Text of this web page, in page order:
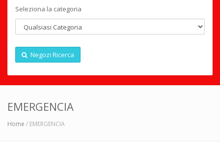
Seleziona la categoria
Negozi Ricerca
EMERGENCIA
Home / EMERGENCIA